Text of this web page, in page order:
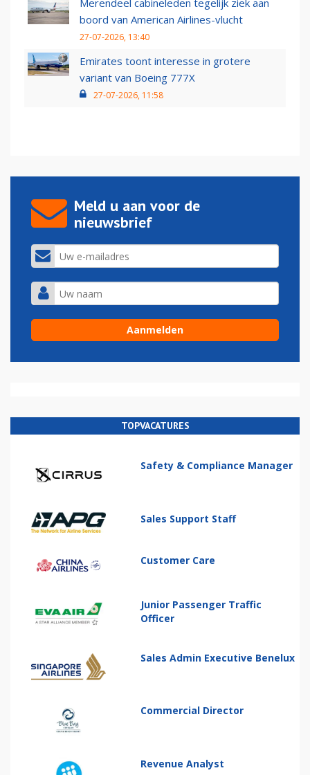
Merendeel cabineleden tegelijk ziek aan
boord van American Airlines-vlucht
27-07-2026, 13:40
Emirates toont interesse in grotere
variant van Boeing 777X
27-07-2026, 11:58
Meld u aan voor de
nieuwsbrief
TOPVACATURES
Safety & Compliance Manager
Sales Support Staff
Customer Care
Junior Passenger Traffic
Officer
Sales Admin Executive Benelux
Commercial Director
Revenue Analyst